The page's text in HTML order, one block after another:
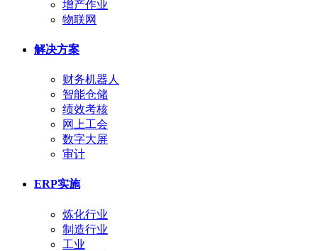
增产作业
物联网
解决方案
财务机器人
智能仓储
绩效考核
网上工会
数字大屏
审计
ERP实施
炼化行业
制造行业
工业